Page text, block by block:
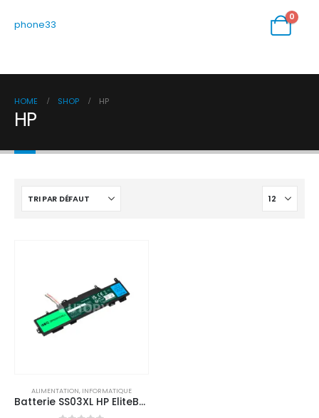
phone33
0
HOME SHOP HP
HP
ALIMENTATION, INFORMATIQUE
Batterie SS03XL HP EliteBook (Modèles Multiples) (4100mAh)